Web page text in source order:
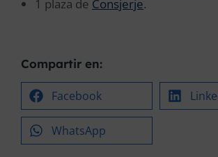
1 plaza de Consjerje.
Compartir en:
Facebook
WhatsApp